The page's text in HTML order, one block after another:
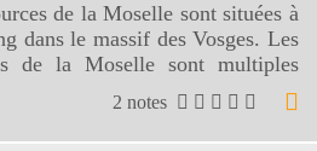
de la Moselle sont situées à
dans le massif des Vosges. Les
de la Moselle sont multiples
700 m d'altitude et plus de 1 000
2 notes